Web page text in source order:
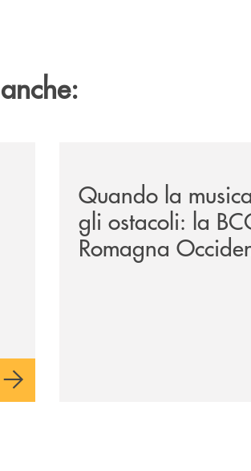
Quando la
gli ostacoli: la
Romagna
vicina al progetto